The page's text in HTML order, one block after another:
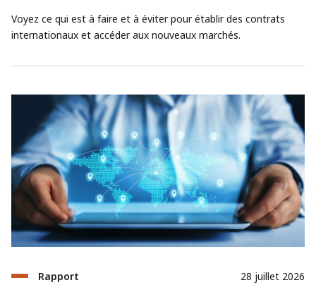
Voyez ce qui est à faire et à éviter pour établir des contrats
internationaux et accéder aux nouveaux marchés.
Rapport 28 juillet 2026